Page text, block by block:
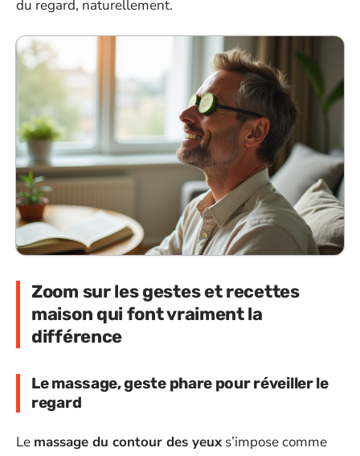
du regard, naturellement.
Zoom sur les gestes et recettes
maison qui font vraiment la
différence
Le massage, geste phare pour réveiller le
regard
Le massage du contour des yeux s’impose comme